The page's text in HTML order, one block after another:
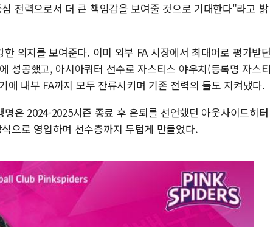
전력으로서 더 큰 책임감을 보여줄 것으로 기대한다"라고 밝
의지를 보여준다. 이미 외부 FA 시장에서 최대어로 평가받던
성공했고, 아시아쿼터 선수로 자스티스 야우치(등록명 자스티
에 내부 FA까지 모두 잔류시키며 기존 전력의 틀도 지켜냈다.
은 2024-2025시즌 종료 후 은퇴를 선언했던 아웃사이드히터
으로 영입하며 선수층까지 두텁게 만들었다.